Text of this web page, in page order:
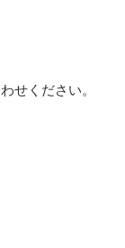
せください。